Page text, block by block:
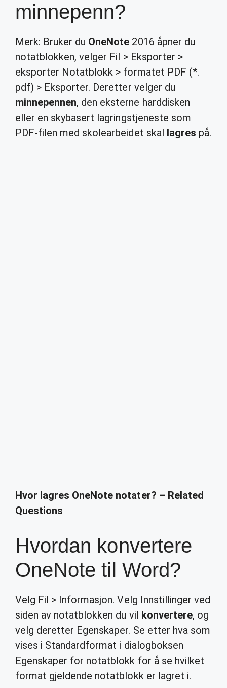
minnepenn?
Merk: Bruker du OneNote 2016 åpner du
notatblokken, velger Fil > Eksporter >
eksporter Notatblokk > formatet PDF (*.
pdf) > Eksporter. Deretter velger du
minnepennen, den eksterne harddisken
eller en skybasert lagringstjeneste som
PDF-filen med skolearbeidet skal lagres på.
Hvor lagres OneNote notater? – Related
Questions
Hvordan konvertere
OneNote til Word?
Velg Fil > Informasjon. Velg Innstillinger ved
siden av notatblokken du vil konvertere, og
velg deretter Egenskaper. Se etter hva som
vises i Standardformat i dialogboksen
Egenskaper for notatblokk for å se hvilket
format gjeldende notatblokk er lagret i.